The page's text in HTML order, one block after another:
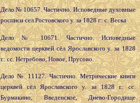
Дело № 10657. Частично. Исповедные духовные
росписи сел Ростовского у. за 1828 г.: с. Веска
Дело № 10671. Частично. Исповедные
ведомости церквей сёл Ярославского у. за 1828
г.: сс. Нетребово, Новое, Прусово.
Дело № 11127. Частично. Метрические книги
церквей сёл Ярославского у. за 1828 г.: сс.
Бурмакино, Введенское, Диево-Городище